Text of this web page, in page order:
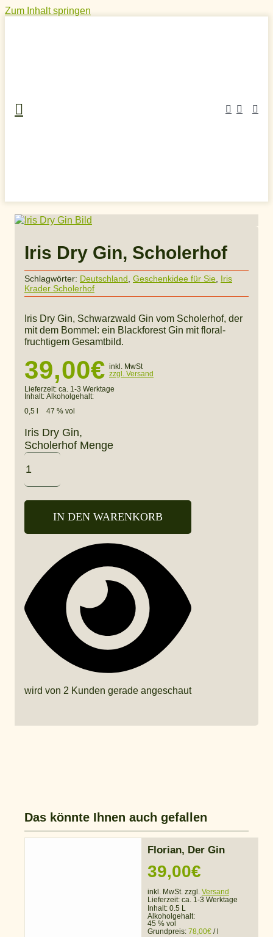
Zum Inhalt springen
»
Iris Dry Gin, Scholerhof
Schlagwörter: Deutschland Geschenkidee für Sie Iris
Krader Scholerhof
Iris Dry Gin, Schwarzwald Gin vom Scholerhof, der
mit dem Bommel: ein Blackforest Gin mit floral-
fruchtigem Gesamtbild.
39,00€ inkl. MwSt
zzgl. Versand
Lieferzeit: ca. 1-3 Werktage
Inhalt:
0,5 l
Alkoholgehalt:
47 % vol
Iris Dry Gin,
Scholerhof Menge
IN DEN WARENKORB
wird von 2 Kunden gerade angeschaut
Das könnte Ihnen auch gefallen
Florian, Der Gin
39,00€
inkl. MwSt. zzgl. Versand
Lieferzeit: ca. 1-3 Werktage
Inhalt: 0.5 L
Alkoholgehalt:
45 % vol
Grundpreis: 78,00€ /